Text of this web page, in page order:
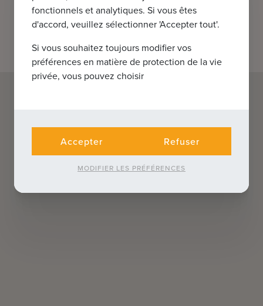
fonctionnels et analytiques. Si vous êtes
d'accord, veuillez sélectionner 'Accepter tout'.
Si vous souhaitez toujours modifier vos
préférences en matière de protection de la vie
privée, vous pouvez choisir
Accepter Refuser
MODIFIER LES PRÉFÉRENCES